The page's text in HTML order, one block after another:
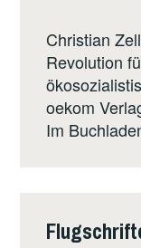
Christian
Revolution
oekom
Im